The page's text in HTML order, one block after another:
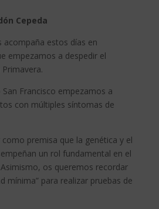
Cepeda
acompaña estos días en
empezamos a despedir el
Francisco empezamos a
con múltiples síntomas de
premisa que la genética y el
un rol fundamental en el
os queremos recordar
mínima” para realizar pruebas de